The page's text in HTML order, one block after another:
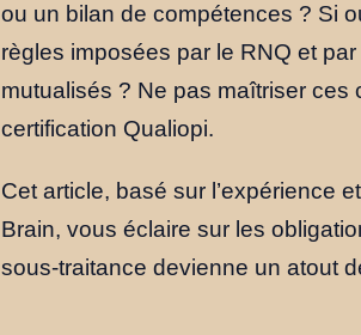
ou un bilan de compétences ? Si
règles imposées par le RNQ et
mutualisés ? Ne pas maîtriser ces
certification Qualiopi.
Cet article, basé sur l’expérience
Brain, vous éclaire sur les
sous-traitance devienne un atout